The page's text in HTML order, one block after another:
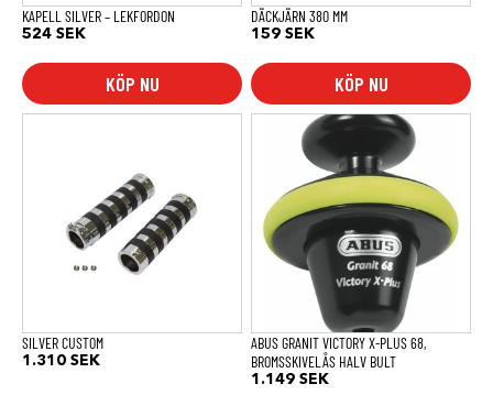
KAPELL SILVER – LEKFORDON
524 SEK
KÖP NU
DÄCKJÄRN 380 MM
159 SEK
KÖP NU
SILVER CUSTOM
1.310 SEK
ABUS GRANIT VICTORY X-PLUS 68,
BROMSSKIVELÅS HALV BULT
1.149 SEK